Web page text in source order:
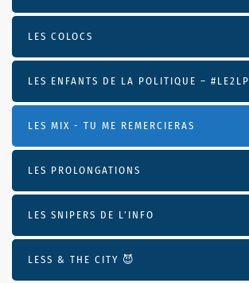
LES COLOCS
LES ENFANTS DE LA POLITIQUE – #LE2LP
LES MIX - TU ME REMERCIERAS
LES PROLONGATIONS
LES SNIPERS DE L’INFO
LESS & THE CITY 😈